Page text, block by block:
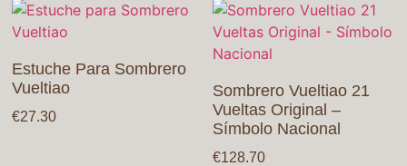
Estuche Para Sombrero
Vueltiao
€27.30
Sombrero Vueltiao 21
Vueltas Original –
Símbolo Nacional
€128.70